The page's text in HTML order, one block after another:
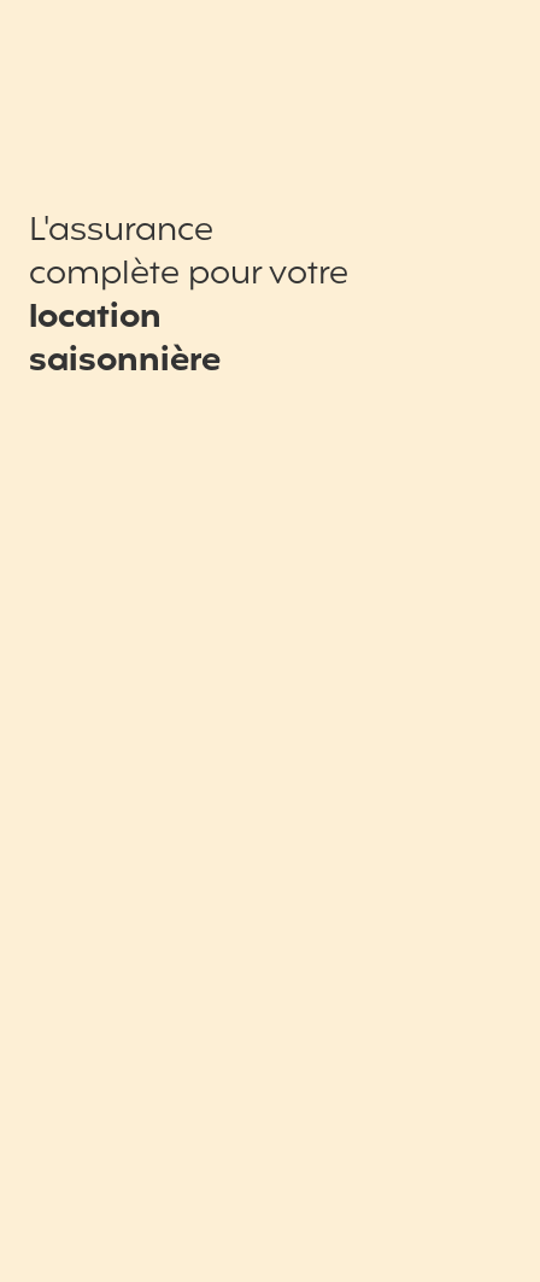
L'assurance
complète pour votre
location
saisonnière